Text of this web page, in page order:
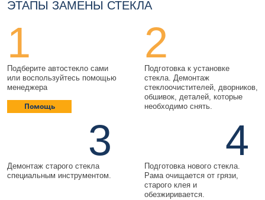
ЭТАПЫ ЗАМЕНЫ СТЕКЛА
1
Подберите автостекло сами
или воспользуйтесь помощью
менеджера
Помощь
2
Подготовка к установке
стекла. Демонтаж
стеклоочистителей, дворников,
обшивок, деталей, которые
необходимо снять.
3
Демонтаж старого стекла
специальным инструментом.
4
Подготовка нового стекла.
Рама очищается от грязи,
старого клея и
обезжиривается.